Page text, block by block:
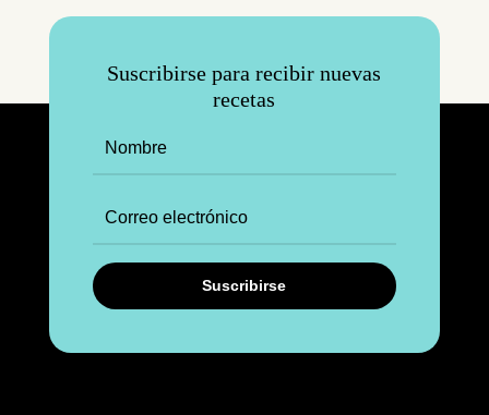
Suscribirse para recibir nuevas
recetas
Suscribirse